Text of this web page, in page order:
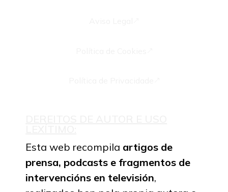
Esta web recompila artigos de
prensa, podcasts e fragmentos de
intervencións en televisión,